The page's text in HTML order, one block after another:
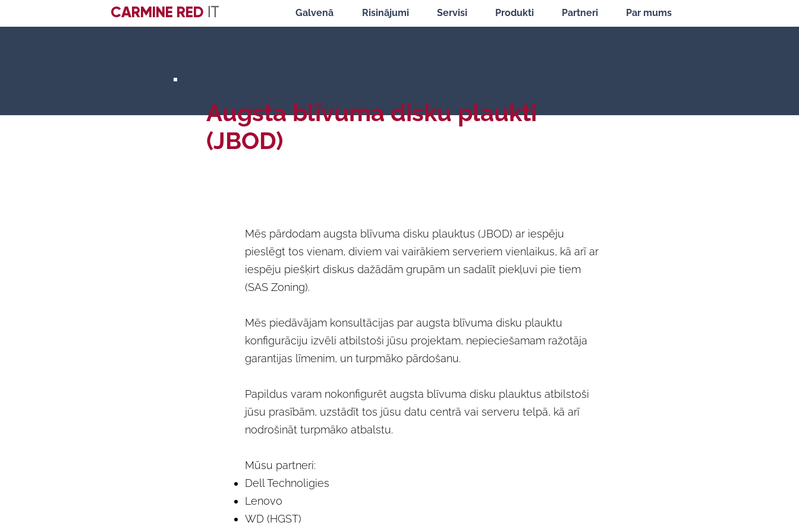
CARMINE RED IT Galvenā Risinājumi Servisi Produkti Partneri Par mums
Augsta blīvuma disku plaukti
(JBOD)
Mēs pārdodam augsta blīvuma disku plauktus (JBOD) ar iespēju
pieslēgt tos vienam, diviem vai vairākiem serveriem vienlaikus, kā arī ar
iespēju piešķirt diskus dažādām grupām un sadalīt piekļuvi pie tiem
(SAS Zoning).
Mēs piedāvājam konsultācijas par augsta blīvuma disku plauktu
konfigurāciju izvēli atbilstoši jūsu projektam, nepieciešamam ražotāja
garantijas līmenim, un turpmāko pārdošanu.
Papildus varam nokonfigurēt augsta blīvuma disku plauktus atbilstoši
jūsu prasībām, uzstādīt tos jūsu datu centrā vai serveru telpā, kā arī
nodrošināt turpmāko atbalstu.
Mūsu partneri:
Dell Technoligies
Lenovo
WD (HGST)